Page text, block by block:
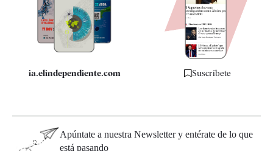
Quiénes somos
Especificaciones
ia.elindependiente.com Suscríbete
Apúntate a nuestra Newsletter y entérate de lo que
está pasando